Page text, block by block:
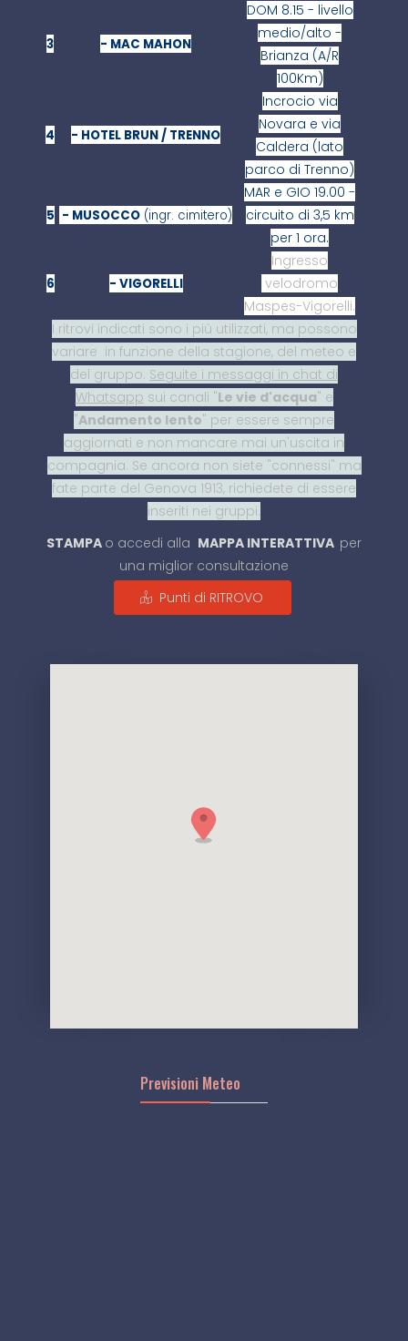
3 - MAC MAHON
DOM 8.15 - livello
medio/alto -
Brianza (A/R
100Km)
4 - HOTEL BRUN / TRENNO
Incrocio via
Novara e via
Caldera (lato
parco di Trenno)
5 - MUSOCCO (ingr. cimitero)
MAR e GIO 19.00 -
circuito di 3,5 km
per 1 ora.
6 - VIGORELLI
Ingresso
velodromo
Maspes-Vigorelli.
I ritrovi indicati sono i più utilizzati, ma possono
variare in funzione della stagione, del meteo e
del gruppo. Seguite i messaggi in chat di
Whatsapp sui canali "Le vie d'acqua" e
"Andamento lento" per essere sempre
aggiornati e non mancare mai un'uscita in
compagnia. Se ancora non siete "connessi" ma
fate parte del Genova 1913, richiedete di essere
inseriti nei gruppi.
STAMPA o accedi alla MAPPA INTERATTIVA per
una miglior consultazione
Punti di RITROVO
Previsioni Meteo